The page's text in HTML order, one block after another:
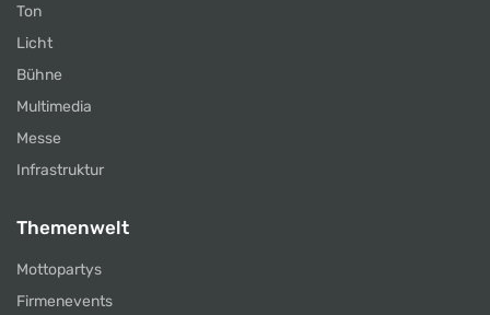
Ton
Licht
Bühne
Multimedia
Messe
Infrastruktur
Themenwelt
Mottopartys
Firmenevents